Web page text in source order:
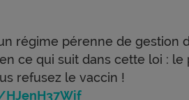
régime pérenne de gestion
ce qui suit dans cette loi :
refusez le vaccin !